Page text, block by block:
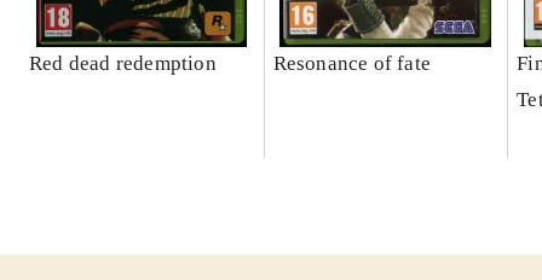
Red dead redemption Resonance of fate